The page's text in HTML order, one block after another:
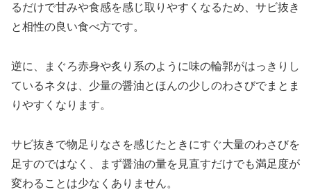
るだけで甘みや食感を感じ取りやすくなるため、サビ抜き
と相性の良い食べ方です。
逆に、まぐろ赤身や炙り系のように味の輪郭がはっきりし
ているネタは、少量の醤油とほんの少しのわさびでまとま
りやすくなります。
サビ抜きで物足りなさを感じたときにすぐ大量のわさびを
足すのではなく、まず醤油の量を見直すだけでも満足度が
変わることは少なくありません。